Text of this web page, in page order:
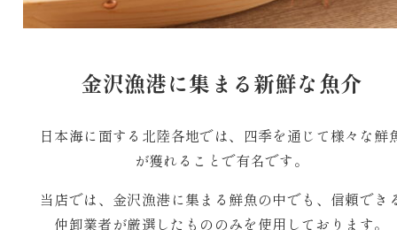
金沢漁港に集まる新鮮な魚介
日本海に面する北陸各地では、四季を通じて様々な鮮
が獲れることで有名です。
当店では、金沢漁港に集まる鮮魚の中でも、信頼でき
仲卸業者が厳選したもののみを使用しております。